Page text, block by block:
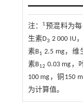
注： 1预混料为
生素D3 2 000 IU
素B1 2.5 mg，维
素B12 0.03 mg，
100 mg，铜150
为计算值。